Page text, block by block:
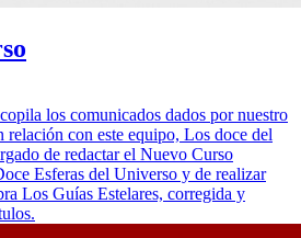
los comunicados dados por nuestro
relación con este equipo, Los doce del
de redactar el Nuevo Curso
Esferas del Universo y de realizar
Los Guías Estelares, corregida y